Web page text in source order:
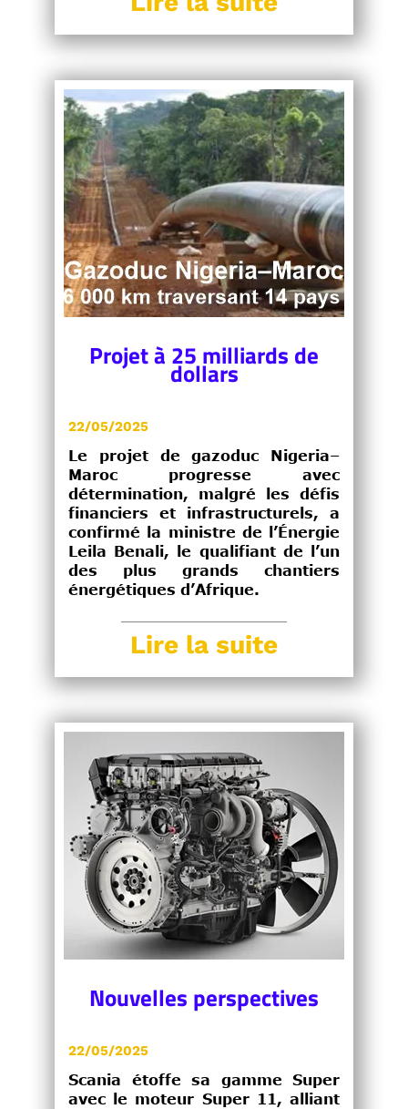
Projet à 25 milliards de
dollars
22/05/2025
Le projet de gazoduc Nigeria–
Maroc progresse avec
détermination, malgré les défis
financiers et infrastructurels, a
confirmé la ministre de l’Énergie
Leila Benali, le qualifiant de l’un
des plus grands chantiers
énergétiques d’Afrique.
Lire la suite
Nouvelles perspectives
22/05/2025
Scania étoffe sa gamme Super
avec le moteur Super 11, alliant